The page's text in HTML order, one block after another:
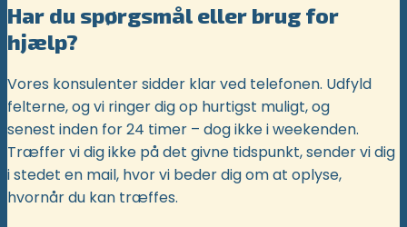
Har du spørgsmål eller brug for
hjælp?
Vores konsulenter sidder klar ved telefonen. Udfyld
felterne, og vi ringer dig op hurtigst muligt, og
senest inden for 24 timer – dog ikke i weekenden.
Træffer vi dig ikke på det givne tidspunkt, sender vi dig
i stedet en mail, hvor vi beder dig om at oplyse,
hvornår du kan træffes.